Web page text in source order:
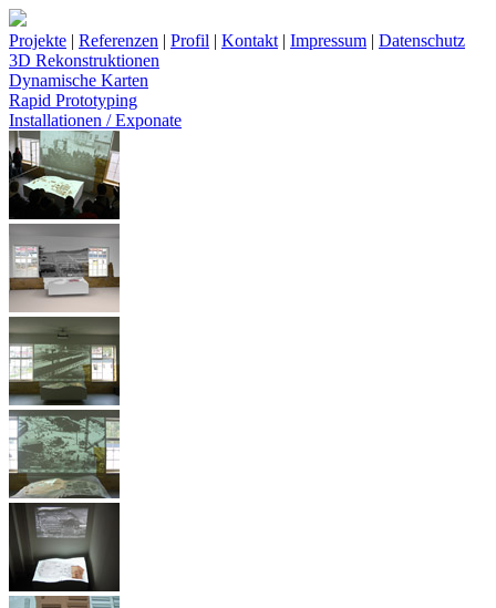
Projekte | Referenzen | Profil | Kontakt | Impressum | Datenschutz
3D Rekonstruktionen
Dynamische Karten
Rapid Prototyping
Installationen / Exponate